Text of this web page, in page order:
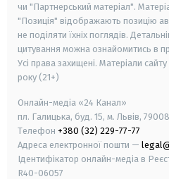
чи "Партнерський матеріал".
"Позиція" відображають позицію
не поділяти їхніх поглядів.
цитування можна ознайомитись в
Усі права захищені. Матеріали
року (21+)
Онлайн-медіа «24 Канал»
пл. Галицька, буд. 15, м. Львів, 79008
Телефон +380 (32) 229-77-77
Адреса електронної пошти —
Ідентифікатор онлайн-медіа в
R40-06057